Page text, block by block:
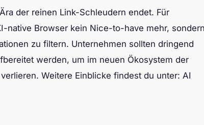
der reinen Link-Schleudern endet. Für
native Browser kein Nice-to-have mehr,
zu filtern. Unternehmen sollten dringend
werden, um im neuen Ökosystem der
Weitere Einblicke findest du unter: AI